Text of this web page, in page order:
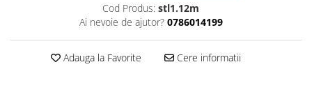
Cod Produs: stl1.12m
Ai nevoie de ajutor? 0786014199
Adauga la Favorite Cere informatii